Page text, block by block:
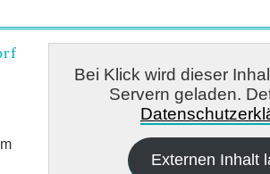
Bei Klick wird dieser
Servern geladen.
Externen Inhalt